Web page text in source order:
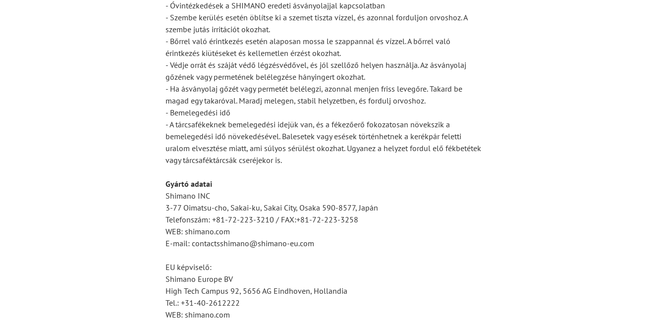
- Óvintézkedések a SHIMANO eredeti ásványolajjal kapcsolatban
- Szembe kerülés esetén öblítse ki a szemet tiszta vízzel, és azonnal forduljon orvoshoz. A
szembe jutás irritációt okozhat.
- Bőrrel való érintkezés esetén alaposan mossa le szappannal és vízzel. A bőrrel való
érintkezés kiütéseket és kellemetlen érzést okozhat.
- Védje orrát és száját védő légzésvédővel, és jól szellőző helyen használja. Az ásványolaj
gőzének vagy permetének belélegzése hányingert okozhat.
- Ha ásványolaj gőzét vagy permetét belélegzi, azonnal menjen friss levegőre. Takard be
magad egy takaróval. Maradj melegen, stabil helyzetben, és fordulj orvoshoz.
- Bemelegedési idő
- A tárcsafékeknek bemelegedési idejük van, és a fékezőerő fokozatosan növekszik a
bemelegedési idő növekedésével. Balesetek vagy esések történhetnek a kerékpár feletti
uralom elvesztése miatt, ami súlyos sérülést okozhat. Ugyanez a helyzet fordul elő fékbetétek
vagy tárcsaféktárcsák cseréjekor is.
Gyártó adatai
Shimano INC
3-77 Oimatsu-cho, Sakai-ku, Sakai City, Osaka 590-8577, Japán
Telefonszám: +81-72-223-3210 / FAX:+81-72-223-3258
WEB: shimano.com
E-mail: contactsshimano@shimano-eu.com
EU képviselő:
Shimano Europe BV
High Tech Campus 92, 5656 AG Eindhoven, Hollandia
Tel.: +31-40-2612222
WEB: shimano.com